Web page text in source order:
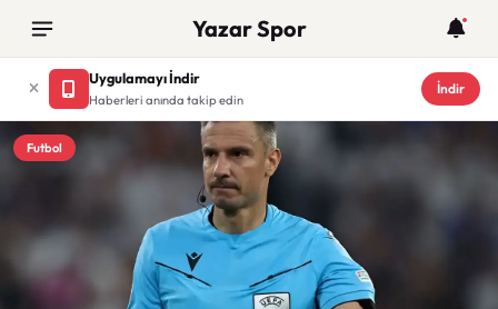
Yazar Spor
Uygulamayı İndir
Haberleri anında takip edin
İndir
Futbol